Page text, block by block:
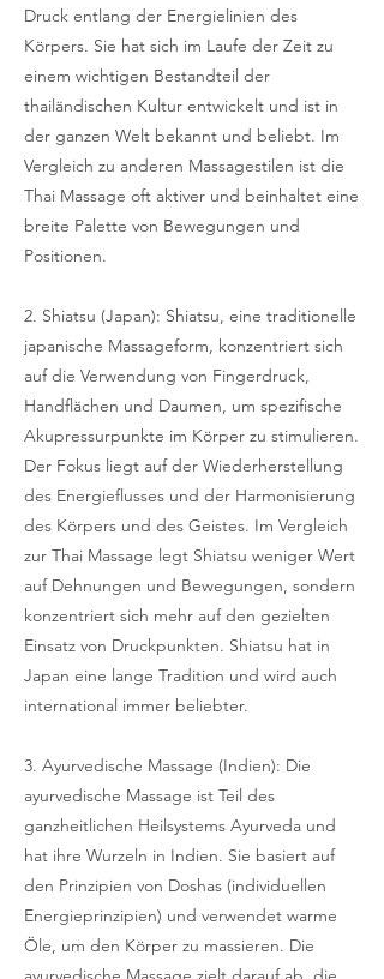
Druck entlang der Energielinien des
Körpers. Sie hat sich im Laufe der Zeit zu
einem wichtigen Bestandteil der
thailändischen Kultur entwickelt und ist in
der ganzen Welt bekannt und beliebt. Im
Vergleich zu anderen Massagestilen ist die
Thai Massage oft aktiver und beinhaltet eine
breite Palette von Bewegungen und
Positionen.
2. Shiatsu (Japan): Shiatsu, eine traditionelle
japanische Massageform, konzentriert sich
auf die Verwendung von Fingerdruck,
Handflächen und Daumen, um spezifische
Akupressurpunkte im Körper zu stimulieren.
Der Fokus liegt auf der Wiederherstellung
des Energieflusses und der Harmonisierung
des Körpers und des Geistes. Im Vergleich
zur Thai Massage legt Shiatsu weniger Wert
auf Dehnungen und Bewegungen, sondern
konzentriert sich mehr auf den gezielten
Einsatz von Druckpunkten. Shiatsu hat in
Japan eine lange Tradition und wird auch
international immer beliebter.
3. Ayurvedische Massage (Indien): Die
ayurvedische Massage ist Teil des
ganzheitlichen Heilsystems Ayurveda und
hat ihre Wurzeln in Indien. Sie basiert auf
den Prinzipien von Doshas (individuellen
Energieprinzipien) und verwendet warme
Öle, um den Körper zu massieren. Die